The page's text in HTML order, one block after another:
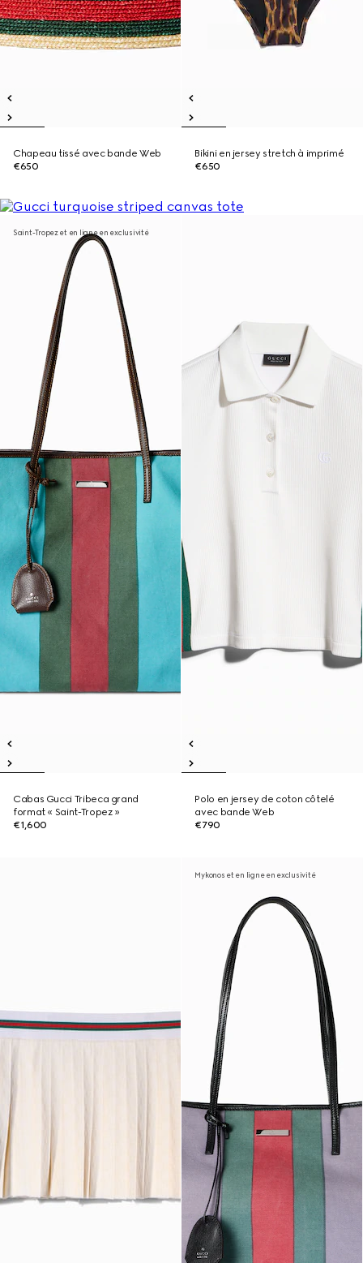
Chapeau tissé avec bande Web
€650
Bikini en jersey stretch à imprimé
€650
Saint-Tropez et en ligne en exclusivité
Cabas Gucci Tribeca grand
format « Saint-Tropez »
€1,600
Polo en jersey de coton côtelé
avec bande Web
€790
Mykonos et en ligne en exclusivité